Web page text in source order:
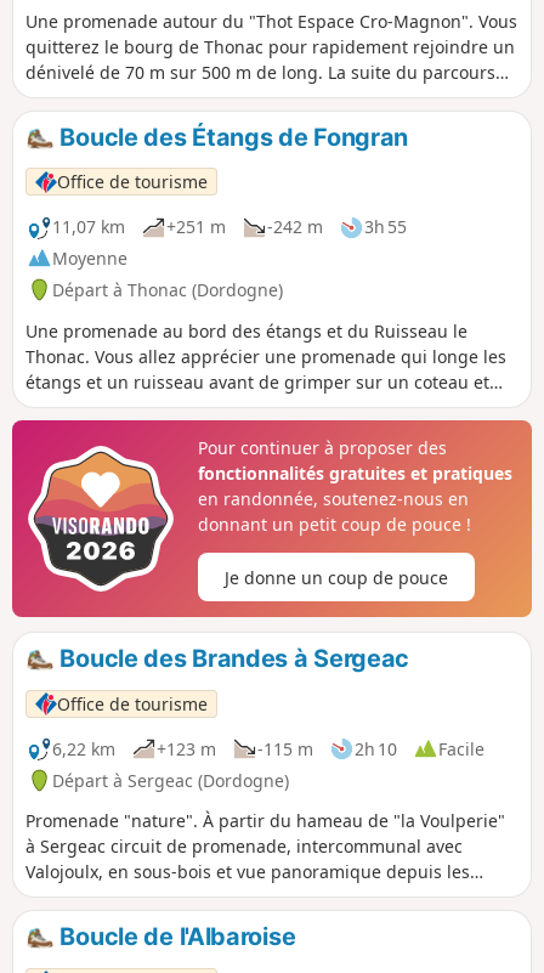
Une promenade autour du "Thot Espace Cro-Magnon". Vous
quitterez le bourg de Thonac pour rapidement rejoindre un
dénivelé de 70 m sur 500 m de long. La suite du parcours
est beaucoup moins difficile. Vous naviguerez à travers la
nature, deux points de vue et deux hameaux. Vous passerez
à proximité du "Thot espace Cro-Magnon".
Boucle des Étangs de Fongran
Office de tourisme
11,07 km
+251 m -242 m
3h 55
Moyenne
Départ à Thonac (Dordogne)
Une promenade au bord des étangs et du Ruisseau le
Thonac. Vous allez apprécier une promenade qui longe les
étangs et un ruisseau avant de grimper sur un coteau et
longer la ligne de crête qui ouvre un joli point de vue.
Pour continuer à proposer des
fonctionnalités gratuites et pratiques
en randonnée, soutenez-nous en
donnant un petit coup de pouce !
Je donne un coup de pouce
Boucle des Brandes à Sergeac
Office de tourisme
6,22 km
+123 m -115 m 2h 10
Facile
Départ à Sergeac (Dordogne)
Promenade "nature". À partir du hameau de "la Voulperie"
à Sergeac circuit de promenade, intercommunal avec
Valojoulx, en sous-bois et vue panoramique depuis les
crêtes sur les environs.
Boucle de l'Albaroise